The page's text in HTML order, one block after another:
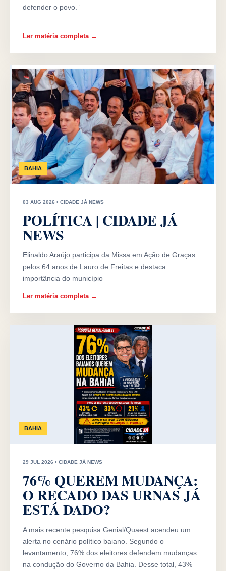
defender o povo.”
Ler matéria completa →
BAHIA
03 AUG 2026 • CIDADE JÁ NEWS
POLÍTICA | CIDADE JÁ
NEWS
Elinaldo Araújo participa da Missa em Ação de Graças
pelos 64 anos de Lauro de Freitas e destaca
importância do município
Ler matéria completa →
BAHIA
29 JUL 2026 • CIDADE JÁ NEWS
76% QUEREM MUDANÇA:
O RECADO DAS URNAS JÁ
ESTÁ DADO?
A mais recente pesquisa Genial/Quaest acendeu um
alerta no cenário político baiano. Segundo o
levantamento, 76% dos eleitores defendem mudanças
na condução do Governo da Bahia. Desse total, 43%